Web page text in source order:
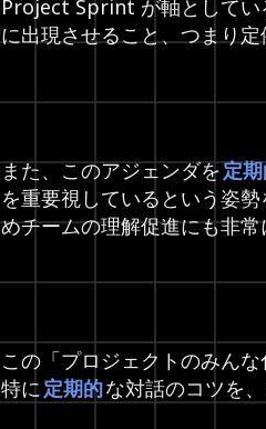
Project Sprint が軸としてい
に出現させること、つまり定
また、このアジェンダを定
を重要視しているという姿
めチームの理解促進にも非
この「プロジェクトのみん
特に定期的な対話のコツを